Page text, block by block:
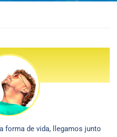
forma de vida, llegamos junto